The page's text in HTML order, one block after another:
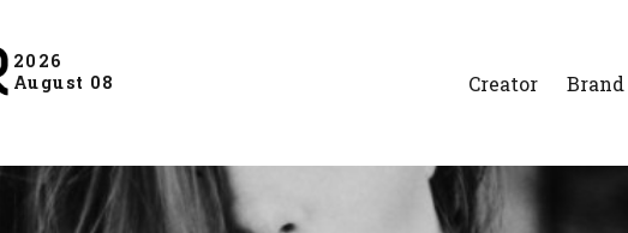
2026
August 08
Creator Brand